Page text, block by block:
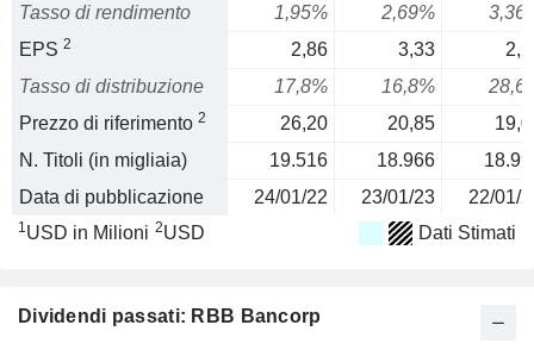
Tasso di rendimento
1,95% 2,69%
EPS 2 2,86 3,33
Tasso di distribuzione
17,8% 16,8%
Prezzo di riferimento 2 26,20 20,85
N. Titoli (in migliaia)
19.516 18.966
Data di pubblicazione
24/01/22 23/01/23 22/01/
1USD in Milioni 2USD Dati Stimati
Dividendi passati: RBB Bancorp